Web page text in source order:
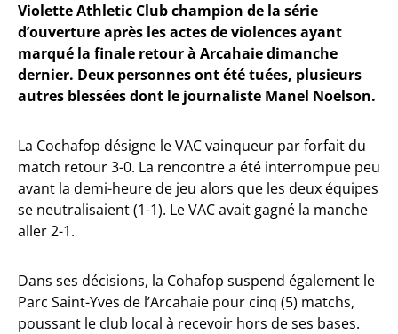
Violette Athletic Club champion de la série
d’ouverture après les actes de violences ayant
marqué la finale retour à Arcahaie dimanche
dernier. Deux personnes ont été tuées, plusieurs
autres blessées dont le journaliste Manel Noelson.
La Cochafop désigne le VAC vainqueur par forfait du
match retour 3-0. La rencontre a été interrompue peu
avant la demi-heure de jeu alors que les deux équipes
se neutralisaient (1-1). Le VAC avait gagné la manche
aller 2-1.
Dans ses décisions, la Cohafop suspend également le
Parc Saint-Yves de l’Arcahaie pour cinq (5) matchs,
poussant le club local à recevoir hors de ses bases.